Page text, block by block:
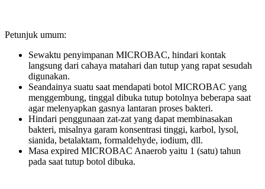
Petunjuk umum:
Sewaktu penyimpanan MICROBAC, hindari kontak
langsung dari cahaya matahari dan tutup yang rapat sesudah
digunakan.
Seandainya suatu saat mendapati botol MICROBAC yang
menggembung, tinggal dibuka tutup botolnya beberapa saat
agar melenyapkan gasnya lantaran proses bakteri.
Hindari penggunaan zat-zat yang dapat membinasakan
bakteri, misalnya garam konsentrasi tinggi, karbol, lysol,
sianida, betalaktam, formaldehyde, iodium, dll.
Masa expired MICROBAC Anaerob yaitu 1 (satu) tahun
pada saat tutup botol dibuka.